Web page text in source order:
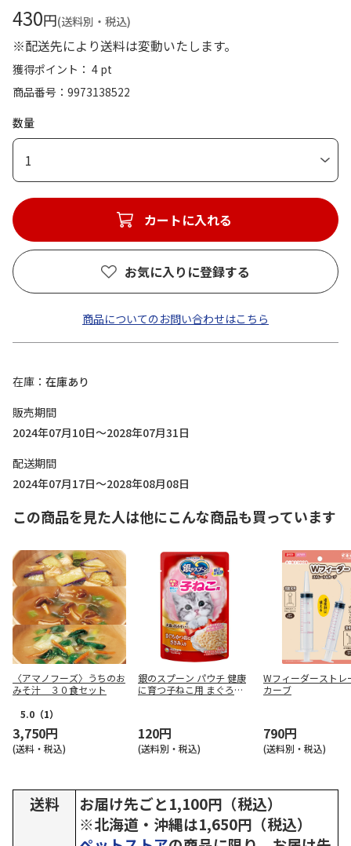
430円(送料別・税込)
※配送先により送料は変動いたします。
獲得ポイント： 4 pt
商品番号
9973138522
数量
1
カートに入れる
お気に入りに登録する
商品についてのお問い合わせはこちら
在庫
在庫あり
販売期間
2024年07月10日～2028年07月31日
配送期間
2024年07月17日～2028年08月08日
この商品を見た人は他にこんな商品も買っています
〈アマノフーズ〉うちのお
みそ汁 ３０食セット
5.0 （1）
3,750円
(送料・税込)
銀のスプーン パウチ 健康
に育つ子ねこ用 まぐろ・
120円
(送料別・税込)
Wフィーダーストレ
カーブ
790円
(送料別・税込)
送料
お届け先ごと1,100円（税込）
※北海道・沖縄は1,650円（税込）